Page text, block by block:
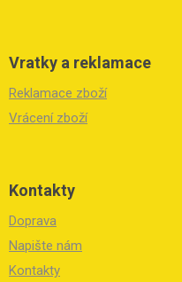
Vratky a reklamace
Reklamace zboží
Vrácení zboží
Kontakty
Doprava
Napište nám
Kontakty